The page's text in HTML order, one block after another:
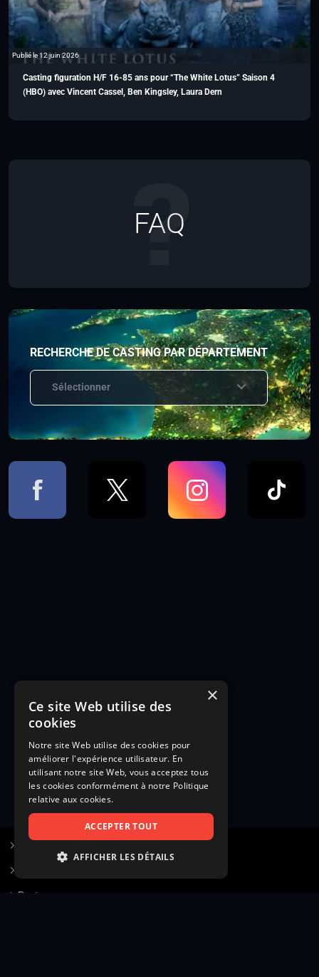
Publié le 12 juin 2026
Casting figuration H/F 16-85 ans pour “The White Lotus” Saison 4
(HBO) avec Vincent Cassel, Ben Kingsley, Laura Dern
FAQ
RECHERCHE DE CASTING PAR DÉPARTEMENT
Sélectionner
Poster une annonce
×
Ce site Web utilise des
cookies
Notre site Web utilise des cookies pour
améliorer l'expérience utilisateur. En
utilisant notre site Web, vous acceptez tous
les cookies conformément à notre Politique
relative aux cookies.
ACCEPTER TOUT
AFFICHER LES DÉTAILS